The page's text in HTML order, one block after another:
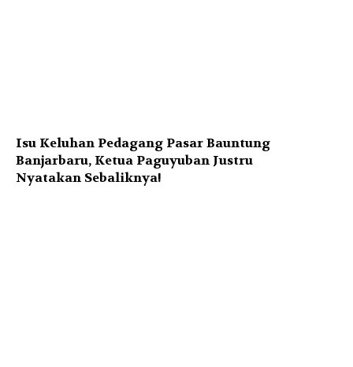
Isu Keluhan Pedagang Pasar Bauntung
Banjarbaru, Ketua Paguyuban Justru
Nyatakan Sebaliknya!